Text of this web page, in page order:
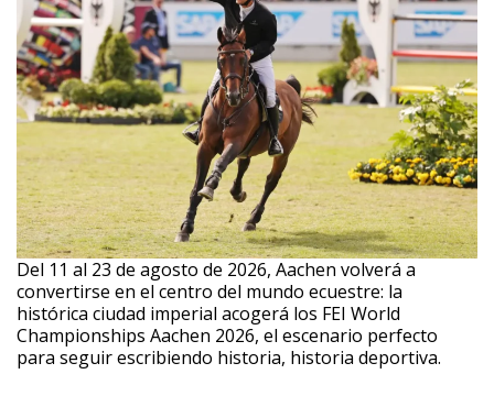
Del 11 al 23 de agosto de 2026, Aachen volverá a
convertirse en el centro del mundo ecuestre: la
histórica ciudad imperial acogerá los FEI World
Championships Aachen 2026, el escenario perfecto
para seguir escribiendo historia, historia deportiva.